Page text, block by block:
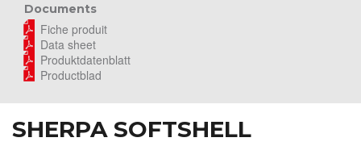
Documents
Fiche produit
Data sheet
Produktdatenblatt
Productblad
SHERPA SOFTSHELL